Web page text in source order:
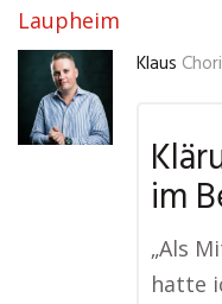
Laupheim
Klaus
im
„Als
hatte